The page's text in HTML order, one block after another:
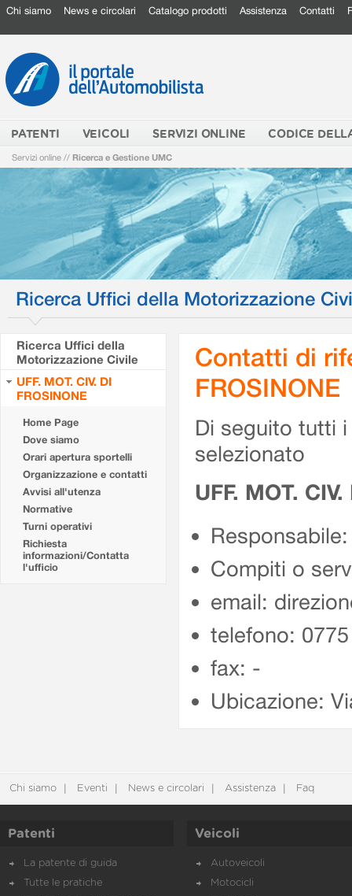
Chi siamo News e circolari Catalogo prodotti Assistenza Contatti
PATENTI VEICOLI SERVIZI ONLINE CODICE
Servizi online // Ricerca e Gestione UMC
Ricerca Uffici della Motorizzazione
Ricerca Uffici della
Motorizzazione Civile
UFF. MOT. CIV. DI
FROSINONE
Home Page
Dove siamo
Orari apertura sportelli
Organizzazione e contatti
Avvisi all'utenza
Normative
Turni operativi
Richiesta
informazioni/Contatta
l'ufficio
Contatti di
FROSINONE
Di seguito tutti
selezionato
UFF. MOT.
Compiti o
email:
telefono:
fax: -
Ubicazione:
Chi siamo Eventi News e circolari Assistenza Faq
Patenti
La patente di guida
Tutte le pratiche
Veicoli
Autoveicoli
Motocicli